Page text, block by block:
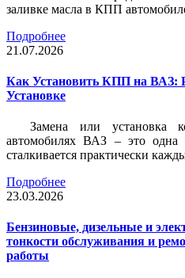
заливке масла в КПП
Подробнее
21.07.2026
Как Установить КПП на ВАЗ:
Установке
Замена или установка
автомобилях ВАЗ – это одна
сталкивается практически
Подробнее
23.03.2026
Бензиновые, дизельные и
тонкости обслуживания и
работы